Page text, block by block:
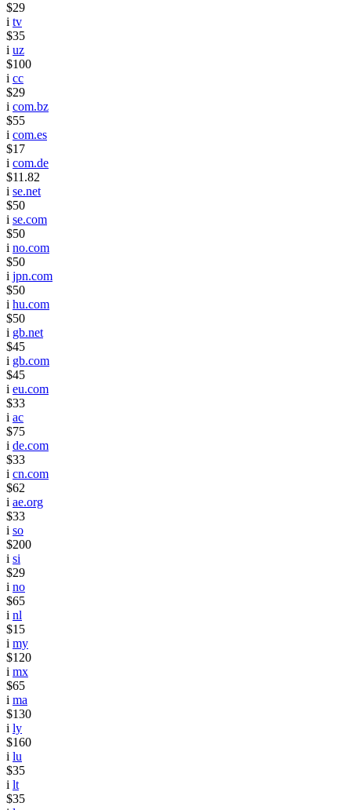
$29
i tv
$35
i uz
$100
i cc
$29
i com.bz
$55
i com.es
$17
i com.de
$11.82
i se.net
$50
i se.com
$50
i no.com
$50
i jpn.com
$50
i hu.com
$50
i gb.net
$45
i gb.com
$45
i eu.com
$33
i ac
$75
i de.com
$33
i cn.com
$62
i ae.org
$33
i so
$200
i si
$29
i no
$65
i nl
$15
i my
$120
i mx
$65
i ma
$130
i ly
$160
i lu
$35
i lt
$35